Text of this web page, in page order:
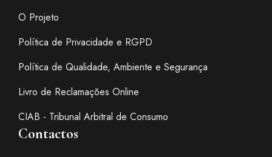
O Projeto
Política de Privacidade e RGPD
Política de Qualidade, Ambiente e Segurança
Livro de Reclamações Online
CIAB - Tribunal Arbitral de Consumo
Contactos